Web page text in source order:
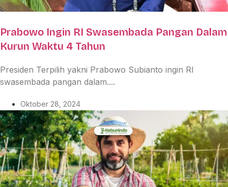
Prabowo Ingin RI Swasembada Pangan Dalam
Kurun Waktu 4 Tahun
Presiden Terpilih yakni Prabowo Subianto ingin RI
swasembada pangan dalam....
Oktober 28, 2024